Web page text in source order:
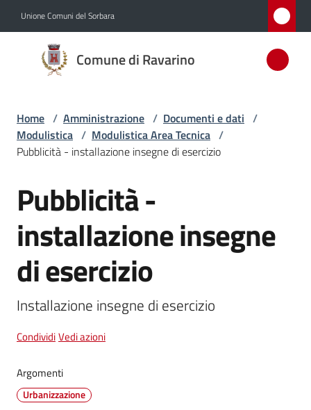
Unione Comuni del Sorbara
Comune di Ravarino
Comune
di
Amministrazione
Novità
Servizi
Vivere
Ravarino
Tutti
gli
argomenti...
Home / Amministrazione / Documenti e dati /
Modulistica / Modulistica Area Tecnica /
Pubblicità - installazione insegne di esercizio
Salta al contenuto
Pubblicità -
installazione insegne
di esercizio
Installazione insegne di esercizio
CondividiVedi azioni
Argomenti
Urbanizzazione